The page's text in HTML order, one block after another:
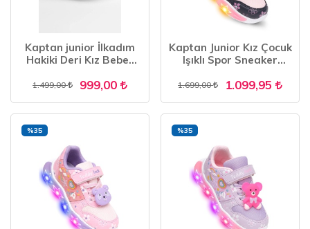
Kaptan junior İlkadım
Hakiki Deri Kız Bebek
Ayakkabı Patik İTDK
1.499,00 999,00
Kaptan Junior Kız Çocuk
Işıklı Spor Sneaker
PTJCK 700
1.699,00 1.099,95
%35 %35